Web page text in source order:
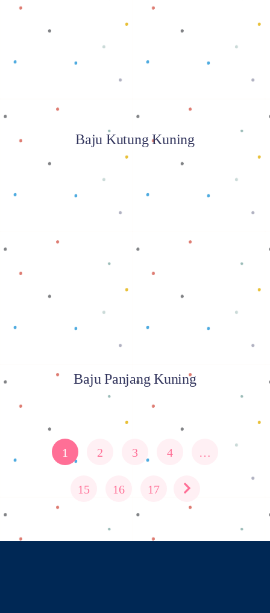
Baca selengkapnya
Baju Kutung Kuning
Baca selengkapnya
Baju Panjang Kuning
1 2 3 4 …
15 16 17